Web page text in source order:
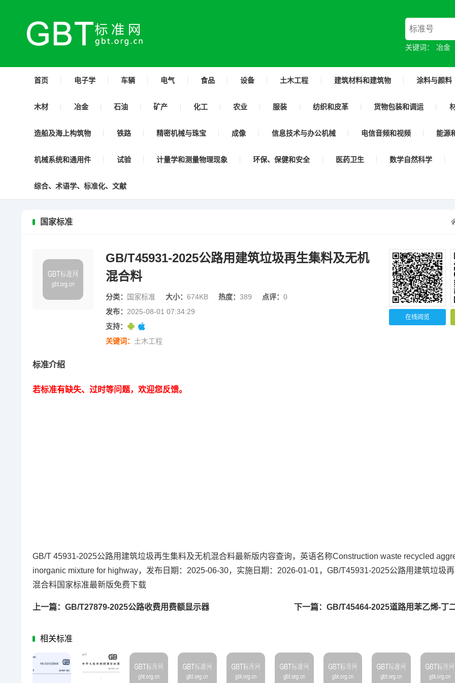
关键词： 冶金
首页 电子学 车辆 电气 食品 设备 土木工程 建筑材料和建筑物 涂料与颜料
木材 冶金 石油 矿产 化工 农业 服装 纺织和皮革 货物包装和调运
造船及海上构筑物 铁路 精密机械与珠宝 成像 信息技术与办公机械 电信音频和视频 能源
机械系统和通用件 试验 计量学和测量物理现象 环保、保健和安全 医药卫生 数学自然科学
综合、术语学、标准化、文献
国家标准
GB/T45931-2025公路用建筑垃圾再生集料及无机
混合料
分类： 国家标准 大小： 674KB 热度： 389 点评： 0
发布： 2025-08-01 07:34:29
支持：
关键词： 土木工程
在线阅览
标准介绍
若标准有缺失、过时等问题，欢迎您反馈。
GB/T 45931-2025公路用建筑垃圾再生集料及无机混合料最新版内容查询，英语名称Construction waste recycled
inorganic mixture for highway，发布日期：2025-06-30，实施日期：2026-01-01，GB/T45931-2025公路用建筑垃圾
混合料国家标准最新版免费下载
上一篇：GB/T27879-2025公路收费用费额显示器
相关标准